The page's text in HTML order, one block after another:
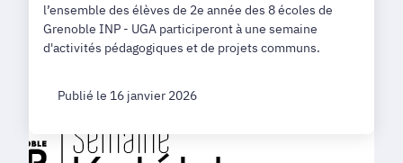
l’ensemble des élèves de 2e année des 8 écoles de
Grenoble INP - UGA participeront à une semaine
d'activités pédagogiques et de projets communs.
Publié le 16 janvier 2026